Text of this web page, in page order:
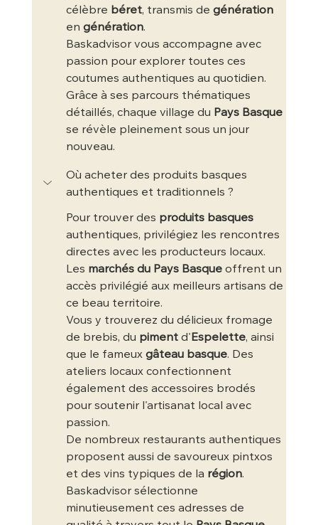
célèbre béret, transmis de génération
en génération.
Baskadvisor vous accompagne avec
passion pour explorer toutes ces
coutumes authentiques au quotidien.
Grâce à ses parcours thématiques
détaillés, chaque village du Pays Basque
se révèle pleinement sous un jour
nouveau.
Où acheter des produits basques
authentiques et traditionnels ?
Pour trouver des produits basques
authentiques, privilégiez les rencontres
directes avec les producteurs locaux.
Les marchés du Pays Basque offrent un
accès privilégié aux meilleurs artisans de
ce beau territoire.
Vous y trouverez du délicieux fromage
de brebis, du piment d' Espelette, ainsi
que le fameux gâteau basque. Des
ateliers locaux confectionnent
également des accessoires brodés
pour soutenir l'artisanat local avec
passion.
De nombreux restaurants authentiques
proposent aussi de savoureux pintxos
et des vins typiques de la région.
Baskadvisor sélectionne
minutieusement ces adresses de